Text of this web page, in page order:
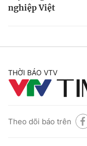
nghiệp Việt
THỜI BÁO VTV
Theo dõi báo trên